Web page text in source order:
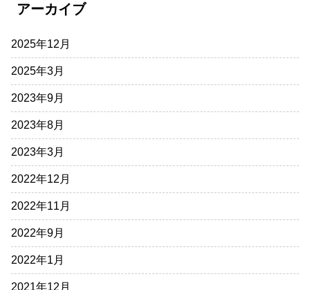
アーカイブ
2025年12月
2025年3月
2023年9月
2023年8月
2023年3月
2022年12月
2022年11月
2022年9月
2022年1月
2021年12月